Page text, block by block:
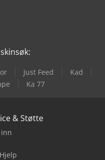
Just Feed
Kad
Ka 77
& Støtte
inn